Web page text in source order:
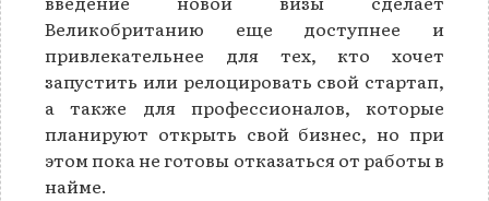
Великобританию еще доступнее и
привлекательнее для тех, кто хочет
запустить или релоцировать свой стартап,
а также для профессионалов, которые
планируют открыть свой бизнес, но при
этом пока не готовы отказаться от работы в
найме.